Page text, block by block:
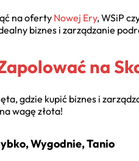
na ofertyNowej Ery, WSiP
biznes i zarządzanie
na
gdzie kupić biznes i
wagę złota!
Wygodnie, Tanio